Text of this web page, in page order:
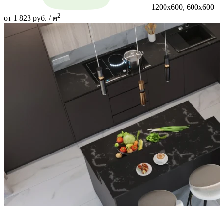
1200х600, 600х600
от 1 823 руб. / м2